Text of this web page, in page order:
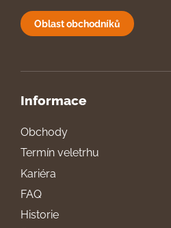
Oblast obchodníků
Informace
Obchody
Termín veletrhu
Kariéra
FAQ
Historie